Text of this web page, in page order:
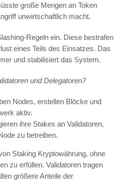
große Mengen an Token
unwirtschaftlich macht.
Regeln ein. Diese bestrafen
eines Teils des Einsatzes. Das
und stabilisiert das System.
und Delegatoren?
Nodes, erstellen Blöcke und
aktiv.
ihre Stakes an Validatoren,
zu betreiben.
Staking Kryptowährung, ohne
zu erfüllen. Validatoren tragen
größere Anteile der